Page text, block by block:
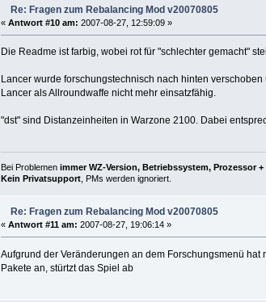
Re: Fragen zum Rebalancing Mod v20070805
« Antwort #10 am: 2007-08-27, 12:59:09 »
Die Readme ist farbig, wobei rot für "schlechter gemacht"
Lancer wurde forschungstechnisch nach hinten
Lancer als Allroundwaffe nicht mehr einsatzfähig.
"dst" sind Distanzeinheiten in Warzone 2100. Dabei
Bei Problemen immer WZ-Version, Betriebssystem, Prozessor
Kein Privatsupport, PMs werden ignoriert.
Re: Fragen zum Rebalancing Mod v20070805
« Antwort #11 am: 2007-08-27, 19:06:14 »
Aufgrund der Veränderungen an dem Forschungsmenü hat
Pakete an, stürtzt das Spiel ab